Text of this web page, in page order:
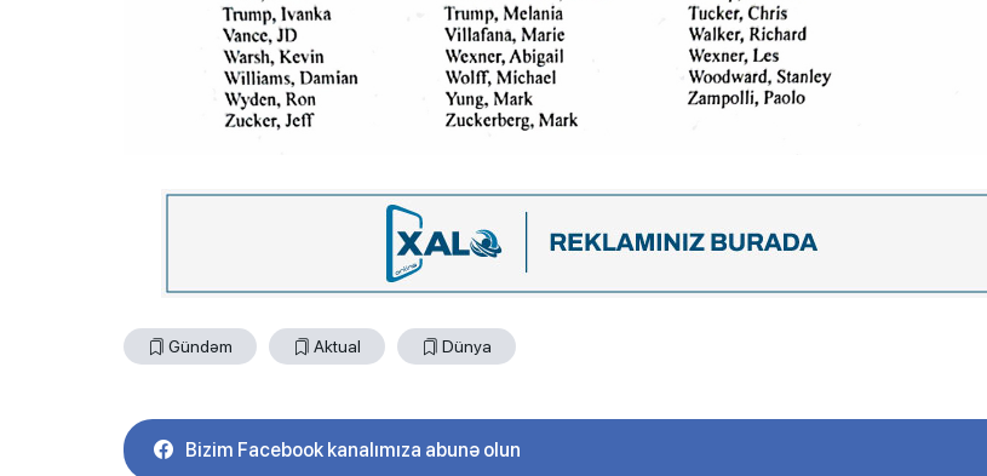
Gündəm Aktual Dünya
Bizim Facebook kanalımıza abunə olun